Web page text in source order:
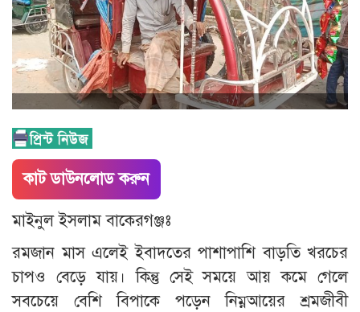
কাট ডাউনলোড করুন
মাইনুল ইসলাম বাকেরগঞ্জঃ
রমজান মাস এলেই ইবাদতের পাশাপাশি বাড়তি খরচের
চাপও বেড়ে যায়। কিন্তু সেই সময়ে আয় কমে গেলে
সবচেয়ে বেশি বিপাকে পড়েন নিম্নআয়ের শ্রমজীবী